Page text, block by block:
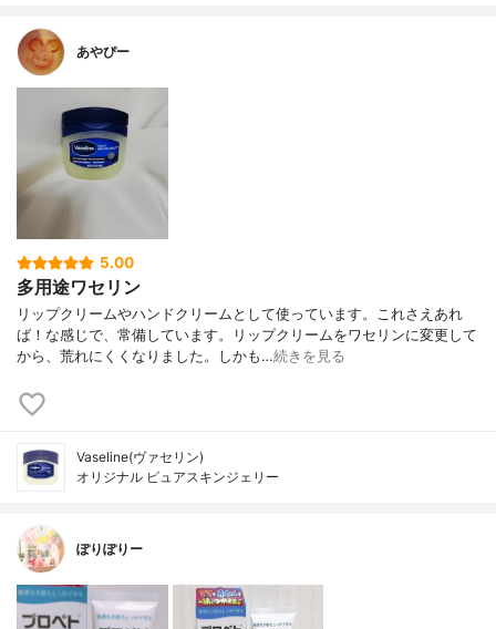
あやぴー
5.00
多用途ワセリン
リップクリームやハンドクリームとして使っています。これさえあれ
ば！な感じで、常備しています。リップクリームをワセリンに変更して
から、荒れにくくなりました。しかも…続きを見る
Vaseline(ヴァセリン)
オリジナル ピュアスキンジェリー
ぽりぽりー